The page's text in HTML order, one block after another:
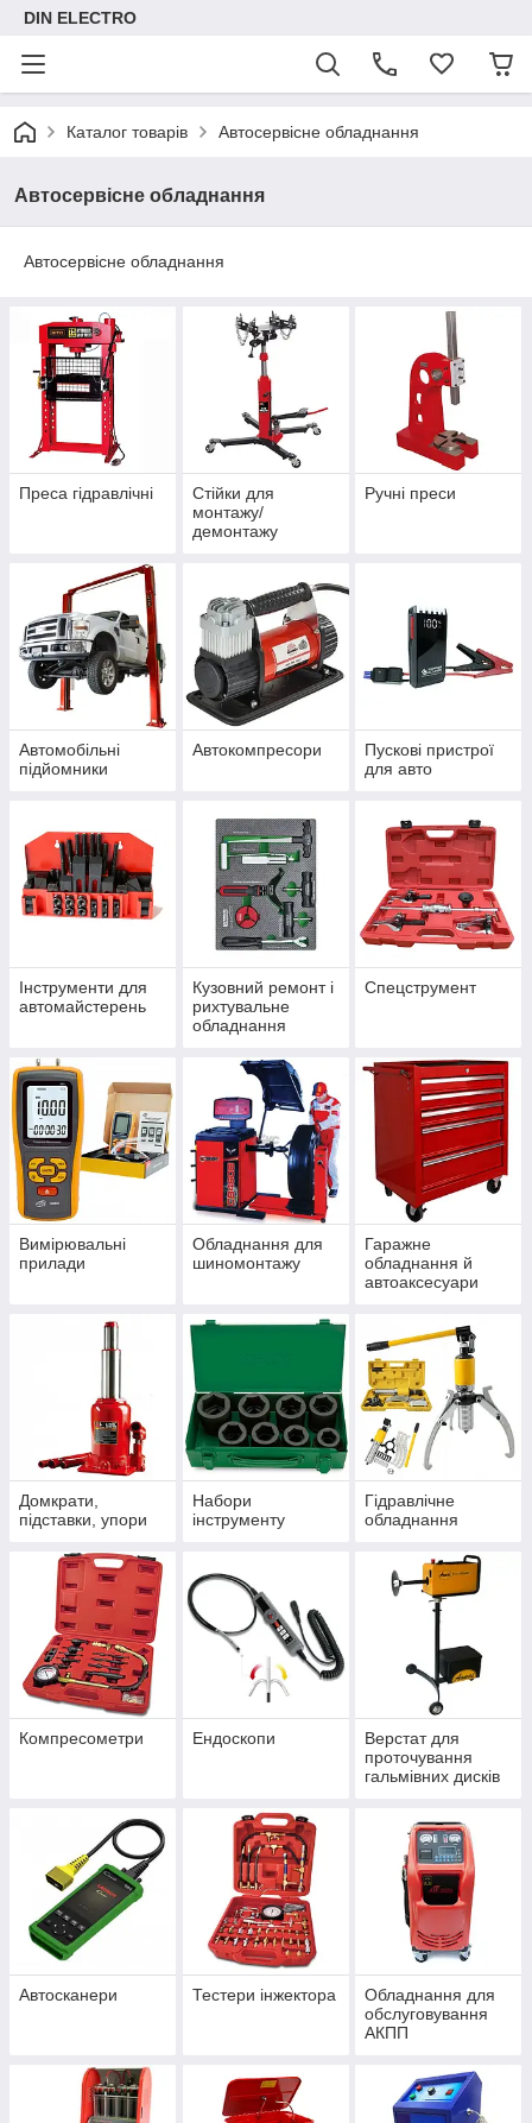
DIN ELECTRO
Каталог товарів Автосервісне обладнання
Автосервісне обладнання
Автосервісне обладнання
Преса гідравлічні
Стійки для
монтажу/
демонтажу
Ручні преси
Автомобільні
підйомники
Автокомпресори
Пускові пристрої
для авто
Інструменти для
автомайстерень
Кузовний ремонт і
рихтувальне
обладнання
Спецструмент
Вимірювальні
прилади
Обладнання для
шиномонтажу
Гаражне
обладнання й
автоаксесуари
Домкрати,
підставки, упори
Набори
інструменту
Гідравлічне
обладнання
Компресометри Ендоскопи
Верстат для
проточування
гальмівних дисків
Автосканери Тестери інжектора
Обладнання для
обслуговування
АКПП